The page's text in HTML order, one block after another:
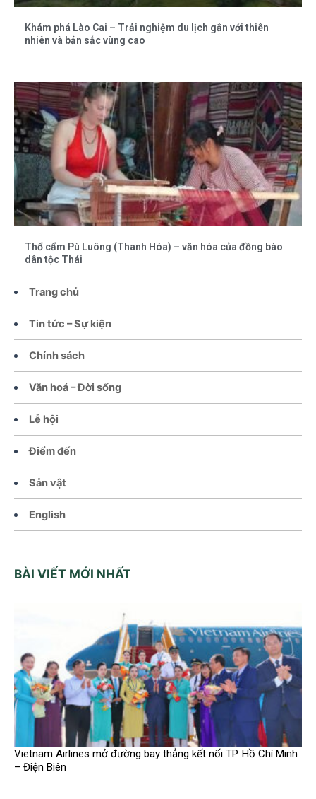
Trang chủ
Tin tức – Sự kiện
Chính sách
Văn hoá – Đời sống
Lễ hội
Điểm đến
Sản vật
English
BÀI VIẾT MỚI NHẤT
Vietnam Airlines mở đường bay thẳng kết nối TP. Hồ Chí Minh
– Điện Biên
Khám phá Lào Cai – Trải nghiệm du lịch gắn với thiên
nhiên và bản sắc vùng cao
Thổ cẩm Pù Luông (Thanh Hóa) – văn hóa của đồng bào
dân tộc Thái